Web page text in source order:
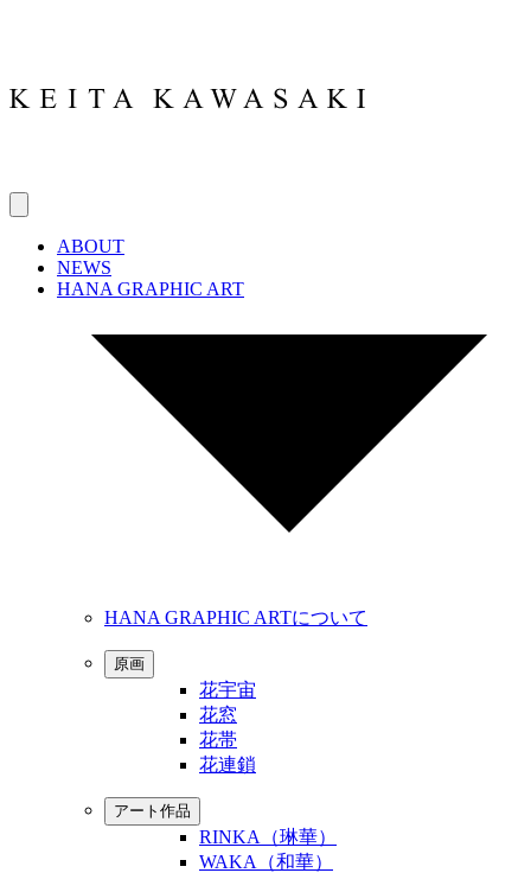
ABOUT
NEWS
HANA GRAPHIC ART
HANA GRAPHIC ARTについて
原画
花宇宙
花窓
花帯
花連鎖
アート作品
RINKA（琳華）
WAKA（和華）